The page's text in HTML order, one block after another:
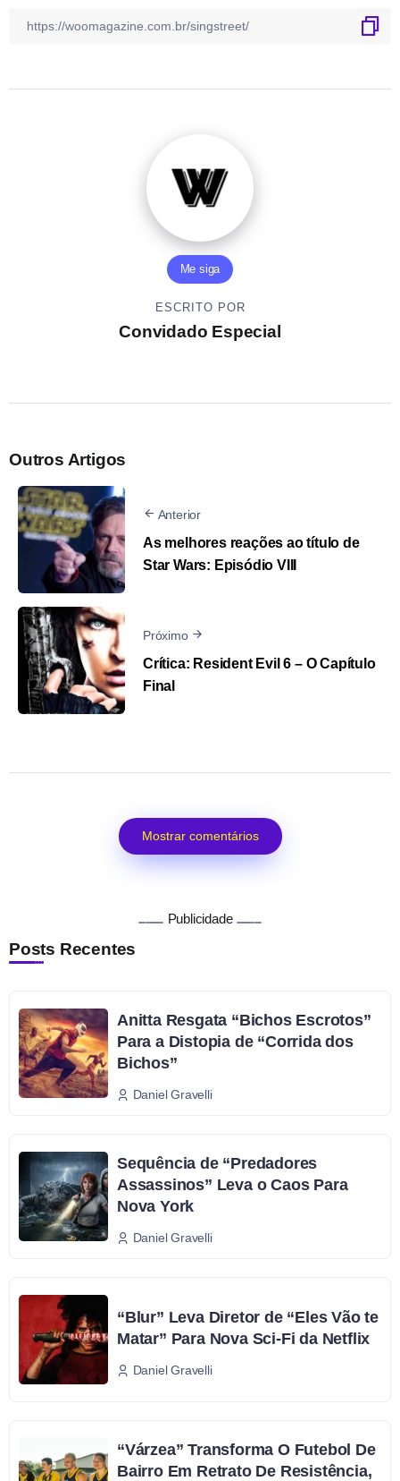
Me siga
ESCRITO POR
Convidado Especial
Outros Artigos
Anterior
As melhores reações ao título de
Star Wars: Episódio VIII
Próximo
Crítica: Resident Evil 6 – O Capítulo
Final
Mostrar comentários
Publicidade
Posts Recentes
Anitta Resgata “Bichos Escrotos”
Para a Distopia de “Corrida dos
Bichos”
Daniel Gravelli
Sequência de “Predadores
Assassinos” Leva o Caos Para
Nova York
Daniel Gravelli
“Blur” Leva Diretor de “Eles Vão te
Matar” Para Nova Sci-Fi da Netflix
Daniel Gravelli
“Várzea” Transforma O Futebol De
Bairro Em Retrato De Resistência,